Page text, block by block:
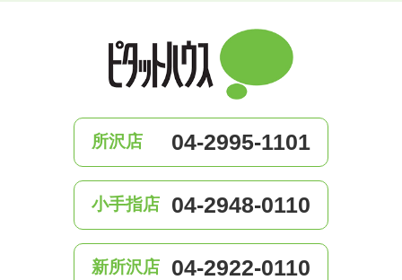
所沢店 04-2995-1101
小手指店 04-2948-0110
新所沢店 04-2922-0110